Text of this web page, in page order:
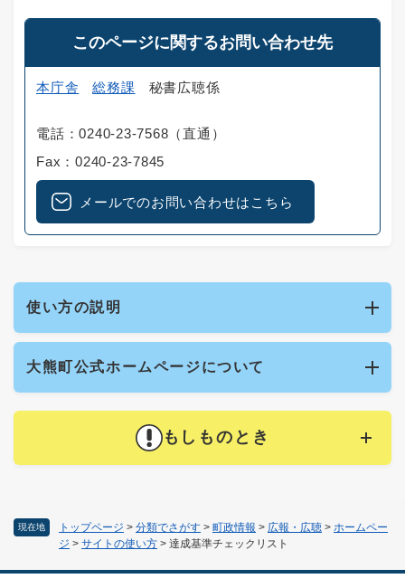
現在地 トップページ > 分類でさがす > 町政情報 > 広報・広聴 > ホームペー
ジ > サイトの使い方 > 達成基準チェックリスト
このページに関するお問い合わせ先
本庁舎 総務課 秘書広聴係
電話：0240-23-7568（直通）
Fax：0240-23-7845
メールでのお問い合わせはこちら
使い方の説明
大熊町公式ホームページについて
もしものとき